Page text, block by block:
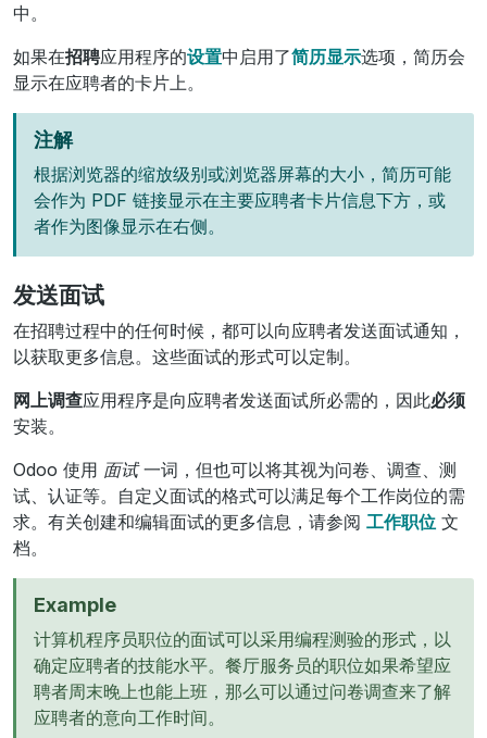
中。
如果在招聘应用程序的设置中启用了简历显示选项，简历会
显示在应聘者的卡片上。
注解
根据浏览器的缩放级别或浏览器屏幕的大小，简历可能
会作为 PDF 链接显示在主要应聘者卡片信息下方，或
者作为图像显示在右侧。
发送面试
在招聘过程中的任何时候，都可以向应聘者发送面试通知，
以获取更多信息。这些面试的形式可以定制。
网上调查应用程序是向应聘者发送面试所必需的，因此必须
安装。
Odoo 使用 面试一词，但也可以将其视为问卷、调查、测
试、认证等。自定义面试的格式可以满足每个工作岗位的需
求。有关创建和编辑面试的更多信息，请参阅 工作职位 文
档。
Example
计算机程序员职位的面试可以采用编程测验的形式，以
确定应聘者的技能水平。餐厅服务员的职位如果希望应
聘者周末晚上也能上班，那么可以通过问卷调查来了解
应聘者的意向工作时间。